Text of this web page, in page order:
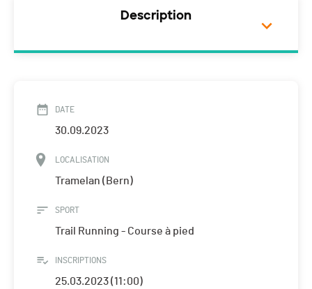
Description
DATE
30.09.2023
LOCALISATION
Tramelan (Bern)
SPORT
Trail Running - Course à pied
INSCRIPTIONS
25.03.2023 (11:00)